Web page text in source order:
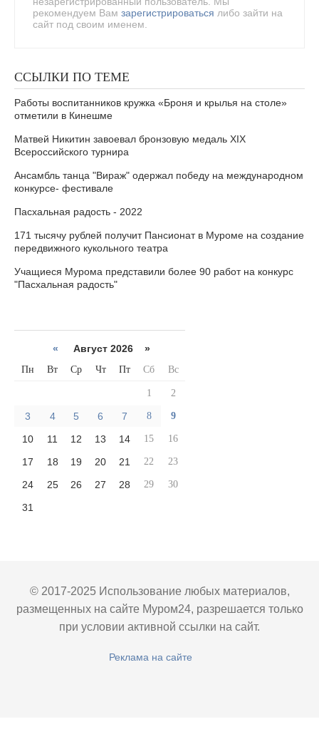
рекомендуем Вам зарегистрироваться либо зайти на
сайт под своим именем.
ССЫЛКИ ПО ТЕМЕ
Работы воспитанников кружка «Броня и крылья на столе»
отметили в Кинешме
Матвей Никитин завоевал бронзовую медаль ХIX
Всероссийского турнира
Ансамбль танца "Вираж" одержал победу на международном
конкурсе- фестивале
Пасхальная радость - 2022
171 тысячу рублей получит Пансионат в Муроме на создание
передвижного кукольного театра
Учащиеся Мурома представили более 90 работ на конкурс
"Пасхальная радость"
« Август 2026 »
Пн Вт Ср Чт Пт Сб Вс
1 2
3 4 5 6 7 8 9
10 11 12 13 14 15 16
17 18 19 20 21 22 23
24 25 26 27 28 29 30
31
© 2017-2025 Использование любых материалов,
размещенных на сайте Муром24, разрешается только
при условии активной ссылки на сайт.
Реклама на сайте